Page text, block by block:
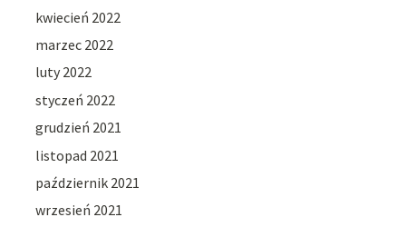
kwiecień 2022
marzec 2022
luty 2022
styczeń 2022
grudzień 2021
listopad 2021
październik 2021
wrzesień 2021